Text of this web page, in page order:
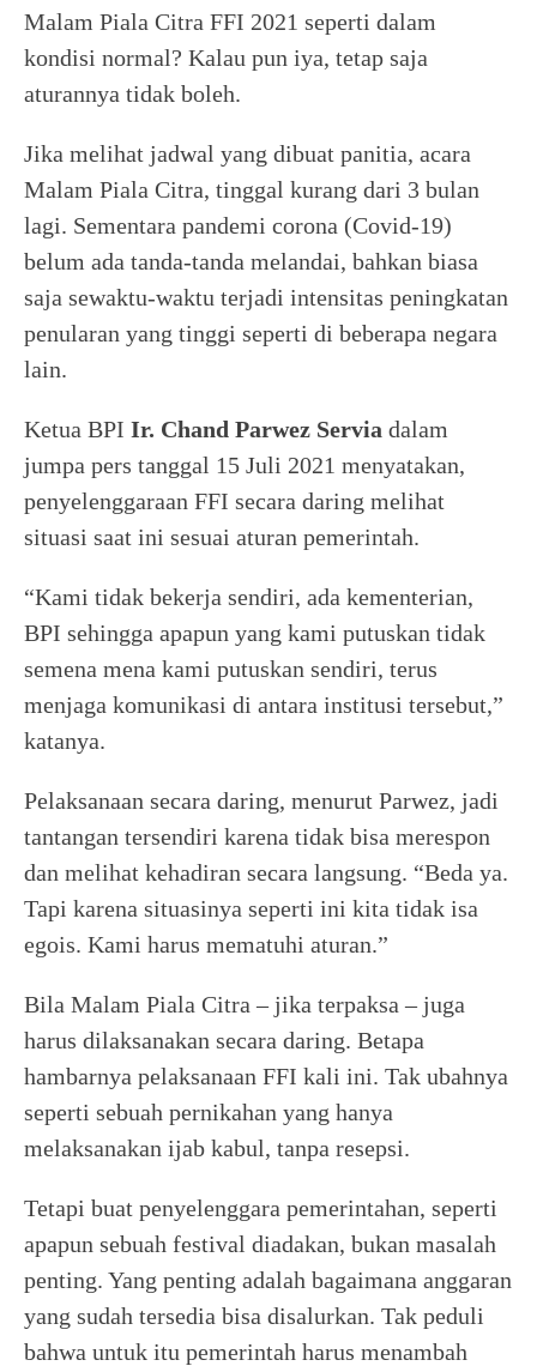
Malam Piala Citra FFI 2021 seperti dalam
kondisi normal? Kalau pun iya, tetap saja
aturannya tidak boleh.
Jika melihat jadwal yang dibuat panitia, acara
Malam Piala Citra, tinggal kurang dari 3 bulan
lagi. Sementara pandemi corona (Covid-19)
belum ada tanda-tanda melandai, bahkan biasa
saja sewaktu-waktu terjadi intensitas peningkatan
penularan yang tinggi seperti di beberapa negara
lain.
Ketua BPI Ir. Chand Parwez Servia dalam
jumpa pers tanggal 15 Juli 2021 menyatakan,
penyelenggaraan FFI secara daring melihat
situasi saat ini sesuai aturan pemerintah.
“Kami tidak bekerja sendiri, ada kementerian,
BPI sehingga apapun yang kami putuskan tidak
semena mena kami putuskan sendiri, terus
menjaga komunikasi di antara institusi tersebut,”
katanya.
Pelaksanaan secara daring, menurut Parwez, jadi
tantangan tersendiri karena tidak bisa merespon
dan melihat kehadiran secara langsung. “Beda ya.
Tapi karena situasinya seperti ini kita tidak isa
egois. Kami harus mematuhi aturan.”
Bila Malam Piala Citra – jika terpaksa – juga
harus dilaksanakan secara daring. Betapa
hambarnya pelaksanaan FFI kali ini. Tak ubahnya
seperti sebuah pernikahan yang hanya
melaksanakan ijab kabul, tanpa resepsi.
Tetapi buat penyelenggara pemerintahan, seperti
apapun sebuah festival diadakan, bukan masalah
penting. Yang penting adalah bagaimana anggaran
yang sudah tersedia bisa disalurkan. Tak peduli
bahwa untuk itu pemerintah harus menambah